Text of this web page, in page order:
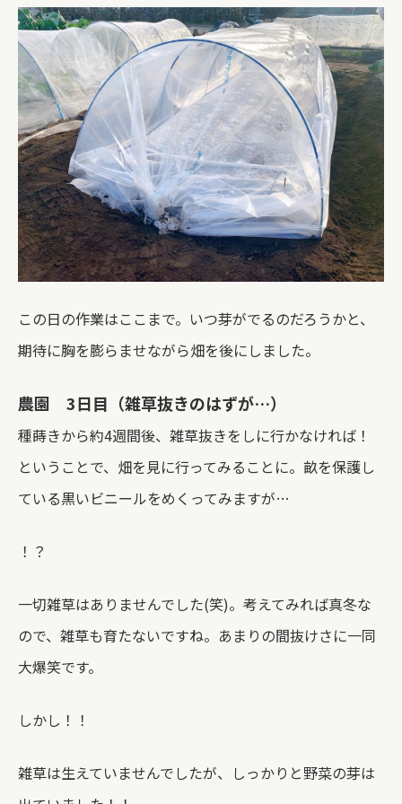
この日の作業はここまで。いつ芽がでるのだろうかと、
期待に胸を膨らませながら畑を後にしました。
農園 3日目（雑草抜きのはずが…）
種蒔きから約4週間後、雑草抜きをしに行かなければ！
ということで、畑を見に行ってみることに。畝を保護し
ている黒いビニールをめくってみますが…
！？
一切雑草はありませんでした(笑)。考えてみれば真冬な
ので、雑草も育たないですね。あまりの間抜けさに一同
大爆笑です。
しかし！！
雑草は生えていませんでしたが、しっかりと野菜の芽は